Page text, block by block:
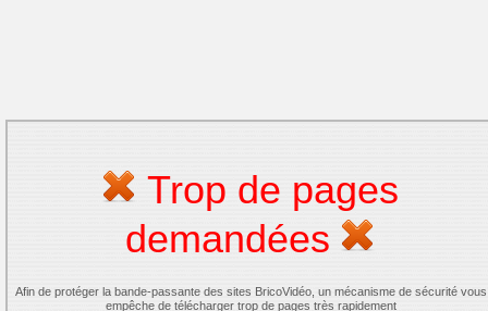
Trop de pages
demandées
Afin de protéger la bande-passante des sites BricoVidéo, un mécanisme de sécurité vous
empêche de télécharger trop de pages très rapidement